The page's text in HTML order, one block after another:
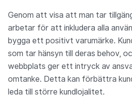
Genom att visa att man tar
arbetar för att inkludera alla
bygga ett positivt varumärke.
som tar hänsyn till deras behov,
webbplats ger ett intryck av
omtanke. Detta kan förbättra
leda till större kundlojalitet.